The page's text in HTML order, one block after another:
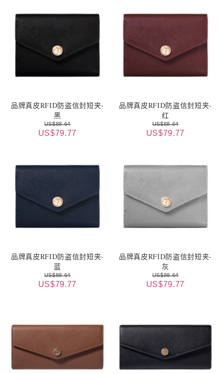
品牌真皮RFID防盗信封短夹-
黑
US$88.64
US$79.77
品牌真皮RFID防盗信封短夹-
红
US$88.64
US$79.77
品牌真皮RFID防盗信封短夹-
蓝
US$88.64
US$79.77
品牌真皮RFID防盗信封短夹-
灰
US$88.64
US$79.77